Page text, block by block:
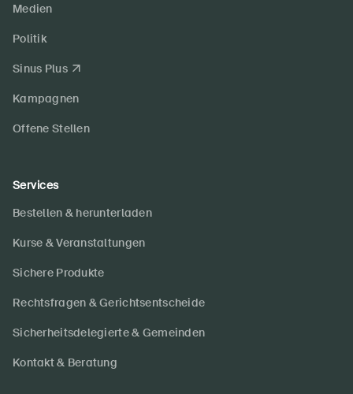
Medien
Politik
Sinus Plus
Kampagnen
Offene Stellen
Services
Bestellen & herunterladen
Kurse & Veranstaltungen
Sichere Produkte
Rechtsfragen & Gerichtsentscheide
Sicherheitsdelegierte & Gemeinden
Kontakt & Beratung